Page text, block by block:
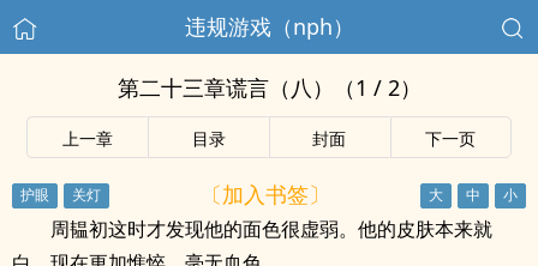
违规游戏（nph）
第二十三章谎言（八）（1 / 2）
上一章 目录 封面 下一页
〔加入书签〕
周韫初这时才发现他的面色很虚弱。他的皮肤本来就